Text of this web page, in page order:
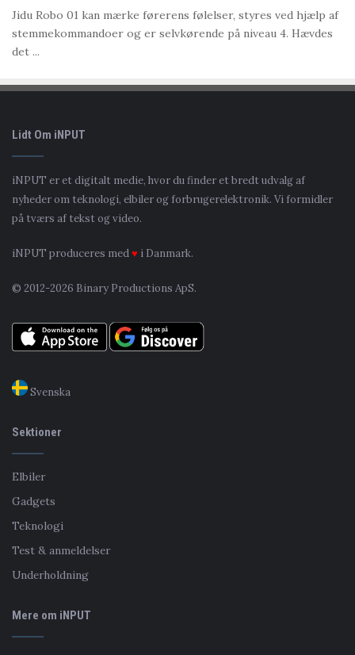
Jidu Robo 01 kan mærke førerens følelser, styres ved hjælp af
stemmekommandoer og er selvkørende på niveau 4. Hævdes
det ...
Lidt Om iNPUT
iNPUT er et digitalt medie, hvor du finder et bredt udvalg af
nyheder om teknologi, elbiler og forbrugerelektronik. Vi formidler
på tværs af tekst og video.
iNPUT produceres med♥ i Danmark.
© 2012-2026 Binary Productions ApS.
Svenska
Sektioner
Elbiler
Gadgets
Teknologi
Test & anmeldelser
Underholdning
Mere om iNPUT